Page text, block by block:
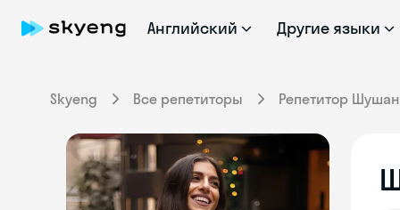
Английский Другие языки
Skyeng Все репетиторы Репетитор Шушан